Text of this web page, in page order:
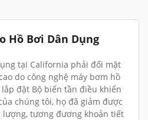
Hồ Bơi Dân Dụng
tại California phải đối mặt
do công nghệ máy bơm hồ
đặt Bộ biến tần điều khiển
chúng tôi, họ đã giảm được
tương đương khoản tiết